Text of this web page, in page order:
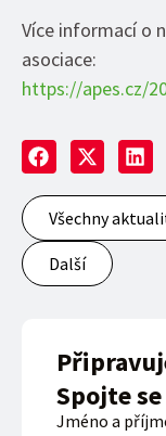
Více informací o
asociace:
https://apes.cz/
Všechny
Další
Spojte
Jméno a